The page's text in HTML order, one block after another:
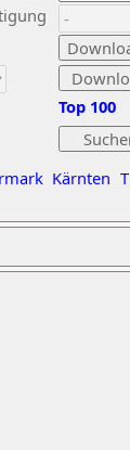
Kärnten
Top 100